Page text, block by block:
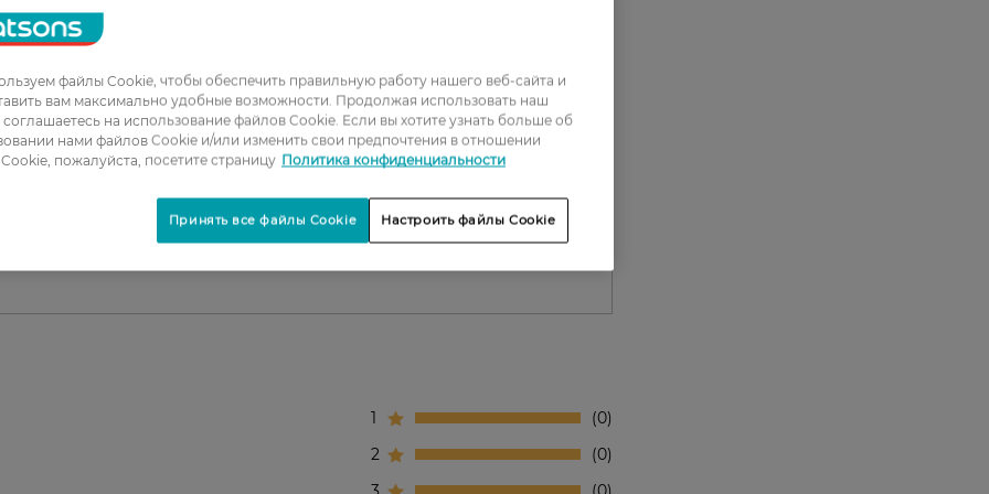
кожный барьер;
процесс на раннем этапе и стимулирует
и успокаивает;
и укрепляет кожный барьер;
и восполняет недостаток липидов.
использование утром и/или вечером.
1
0
2
0
файлы Cookie, чтобы обеспечить правильную работу нашего веб-сайта и
вам максимально удобные возможности. Продолжая использовать наш
соглашаетесь на использование файлов Cookie. Если вы хотите узнать больше об
нами файлов Cookie и/или изменить свои предпочтения в отношении
пожалуйста, посетите страницу Политика конфиденциальности
Настроить файлы Cookie
Принять все файлы Cookie